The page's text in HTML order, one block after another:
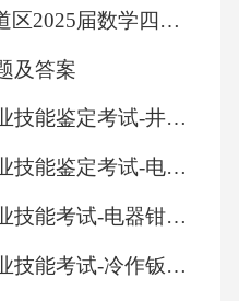
黑龙江省鸡西市滴道区2025届数学四年级第二学期期末试题含答案
及答案
2025年煤炭矿山职业技能鉴定考试-井矿盐采卤工历年参考题库含答案解析(5套)
2025年火电电力职业技能鉴定考试-电网电力系统考试历年参考题库含答案解析(5套)
2025年机械制造行业技能考试-电器钳工考试历年参考题库含答案解析(5套)
2025年机械制造行业技能考试-冷作钣金工历年参考题库含答案解析(5套)